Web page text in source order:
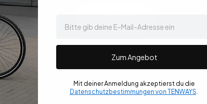
dieDatenschutz-Bestimmungen.
Zum Angebot
Mit deiner Anmeldung akzeptierst du die
Datenschutzbestimmungen von TENWAYS.